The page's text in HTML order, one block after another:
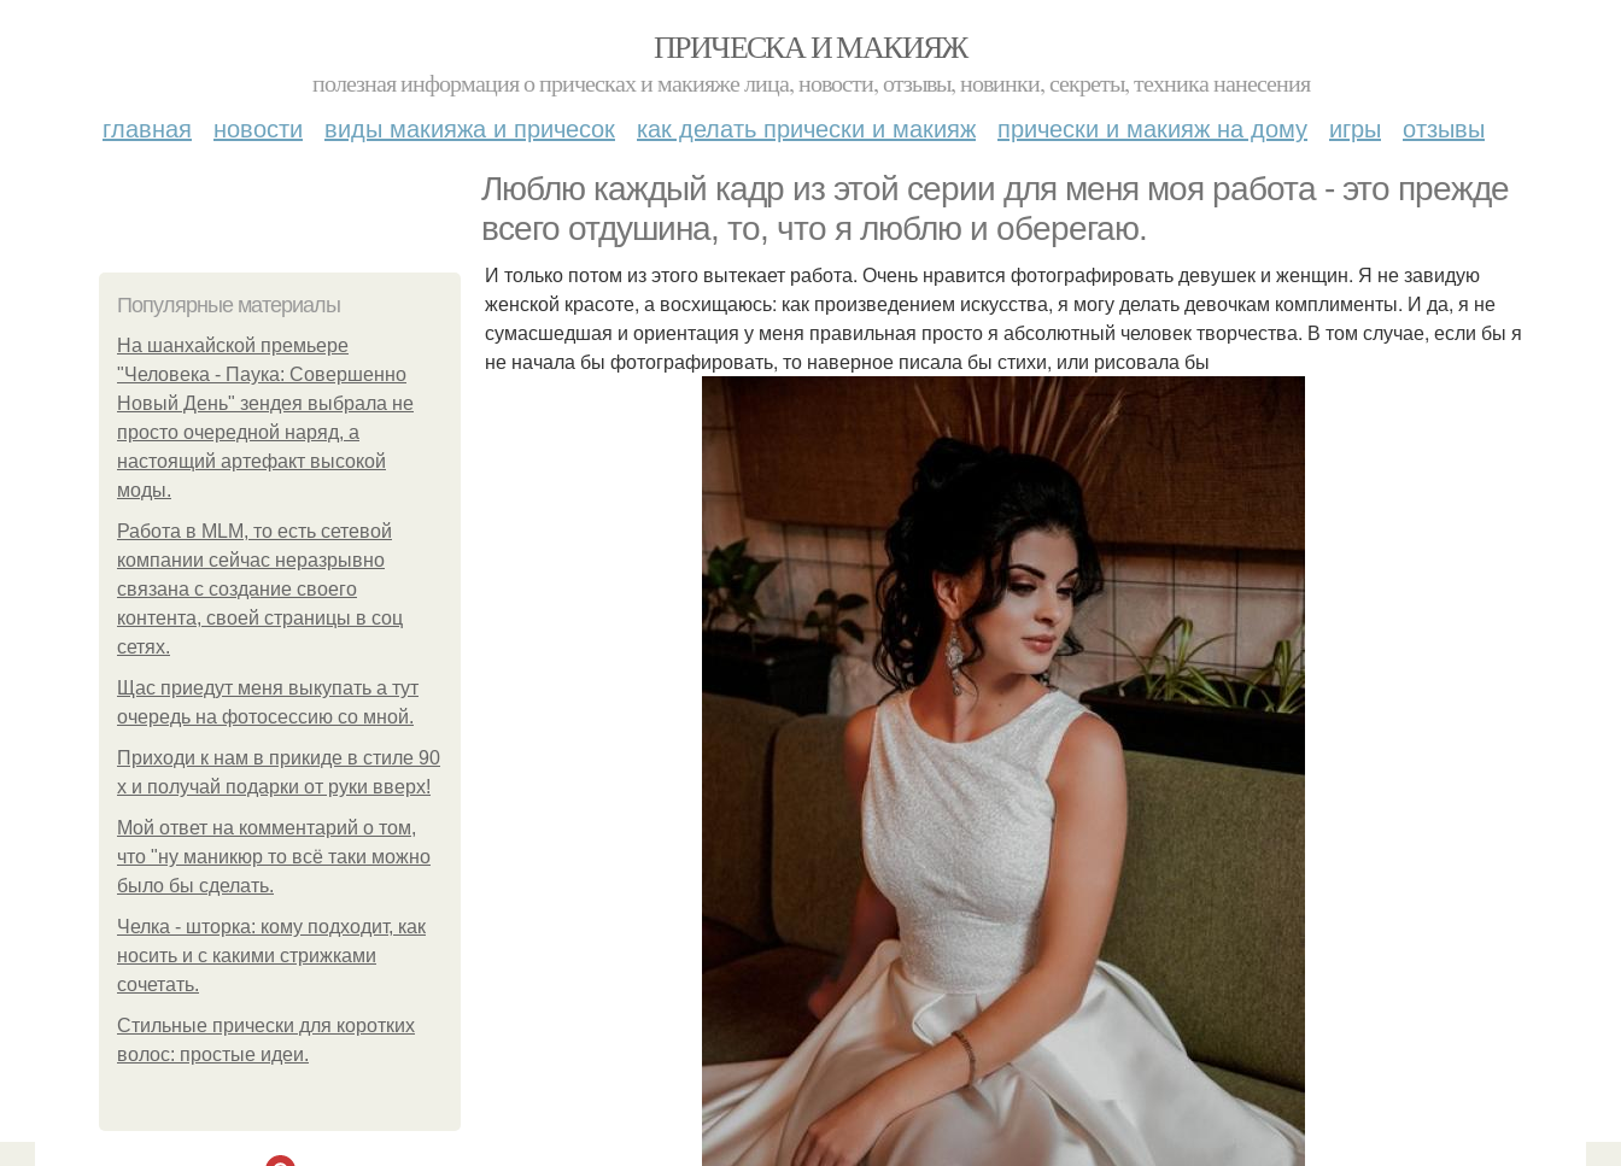
ПРИЧЕСКА И МАКИЯЖ
полезная информация о прическах и макияже лица, новости, отзывы, новинки, секреты, техника нанесения
главная новости виды макияжа и причесок как делать прически и макияж прически и макияж на дому игры отзывы
Люблю каждый кадр из этой серии для меня моя работа - это прежде
всего отдушина, то, что я люблю и оберегаю.
Популярные материалы
На шанхайской премьере
"Человека - Паука: Совершенно
Новый День" зендея выбрала не
просто очередной наряд, а
настоящий артефакт высокой
моды.
Работа в MLM, то есть сетевой
компании сейчас неразрывно
связана с создание своего
контента, своей страницы в соц
сетях.
Щас приедут меня выкупать а тут
очередь на фотосессию со мной.
Приходи к нам в прикиде в стиле 90
х и получай подарки от руки вверх!
Мой ответ на комментарий о том,
что "ну маникюр то всё таки можно
было бы сделать.
Челка - шторка: кому подходит, как
носить и с какими стрижками
сочетать.
Стильные прически для коротких
волос: простые идеи.
И только потом из этого вытекает работа. Очень нравится фотографировать девушек и женщин. Я не завидую
женской красоте, а восхищаюсь: как произведением искусства, я могу делать девочкам комплименты. И да, я не
сумасшедшая и ориентация у меня правильная просто я абсолютный человек творчества. В том случае, если бы я
не начала бы фотографировать, то наверное писала бы стихи, или рисовала бы